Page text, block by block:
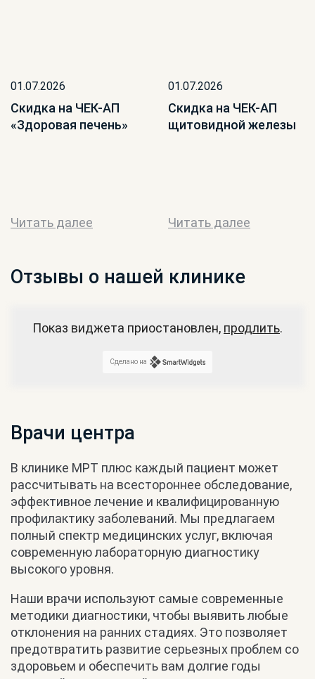
01.07.2026
Скидка на ЧЕК-АП
«Здоровая печень»
Читать далее
01.07.2026
Скидка на ЧЕК-АП
щитовидной железы
Читать далее
Отзывы о нашей клинике
Показ виджета приостановлен, продлить.
Сделано на
Врачи центра
В клинике МРТ плюс каждый пациент может
рассчитывать на всестороннее обследование,
эффективное лечение и квалифицированную
профилактику заболеваний. Мы предлагаем
полный спектр медицинских услуг, включая
современную лабораторную диагностику
высокого уровня.
Наши врачи используют самые современные
методики диагностики, чтобы выявить любые
отклонения на ранних стадиях. Это позволяет
предотвратить развитие серьезных проблем со
здоровьем и обеспечить вам долгие годы